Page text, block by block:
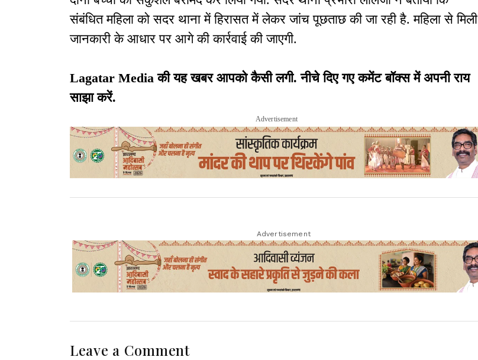
संबंधित महिला को सदर थाना में हिरासत में लेकर जांच पूछताछ की जा रही है. महिला से मिली
जानकारी के आधार पर आगे की कार्रवाई की जाएगी.
Lagatar Media की यह खबर आपको कैसी लगी. नीचे दिए गए कमेंट बॉक्स में अपनी राय
साझा करें.
Advertisement
Advertisement
Leave a Comment